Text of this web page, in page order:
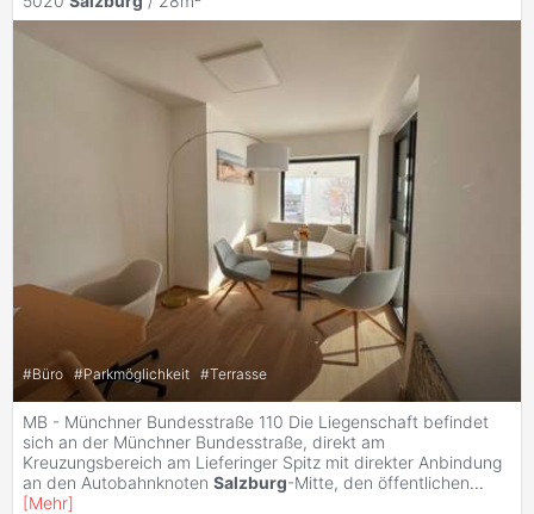
#Büro #Parkmöglichkeit #Terrasse
MB - Münchner Bundesstraße 110 Die Liegenschaft befindet
sich an der Münchner Bundesstraße, direkt am
Kreuzungsbereich am Lieferinger Spitz mit direkter Anbindung
an den Autobahnknoten Salzburg-Mitte, den öffentlichen...
[Mehr]